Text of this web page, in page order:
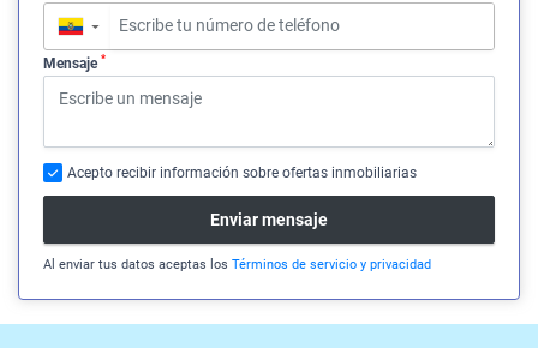
▼
Mensaje *
Acepto recibir información sobre ofertas inmobiliarias
Enviar mensaje
Al enviar tus datos aceptas los Términos de servicio y privacidad